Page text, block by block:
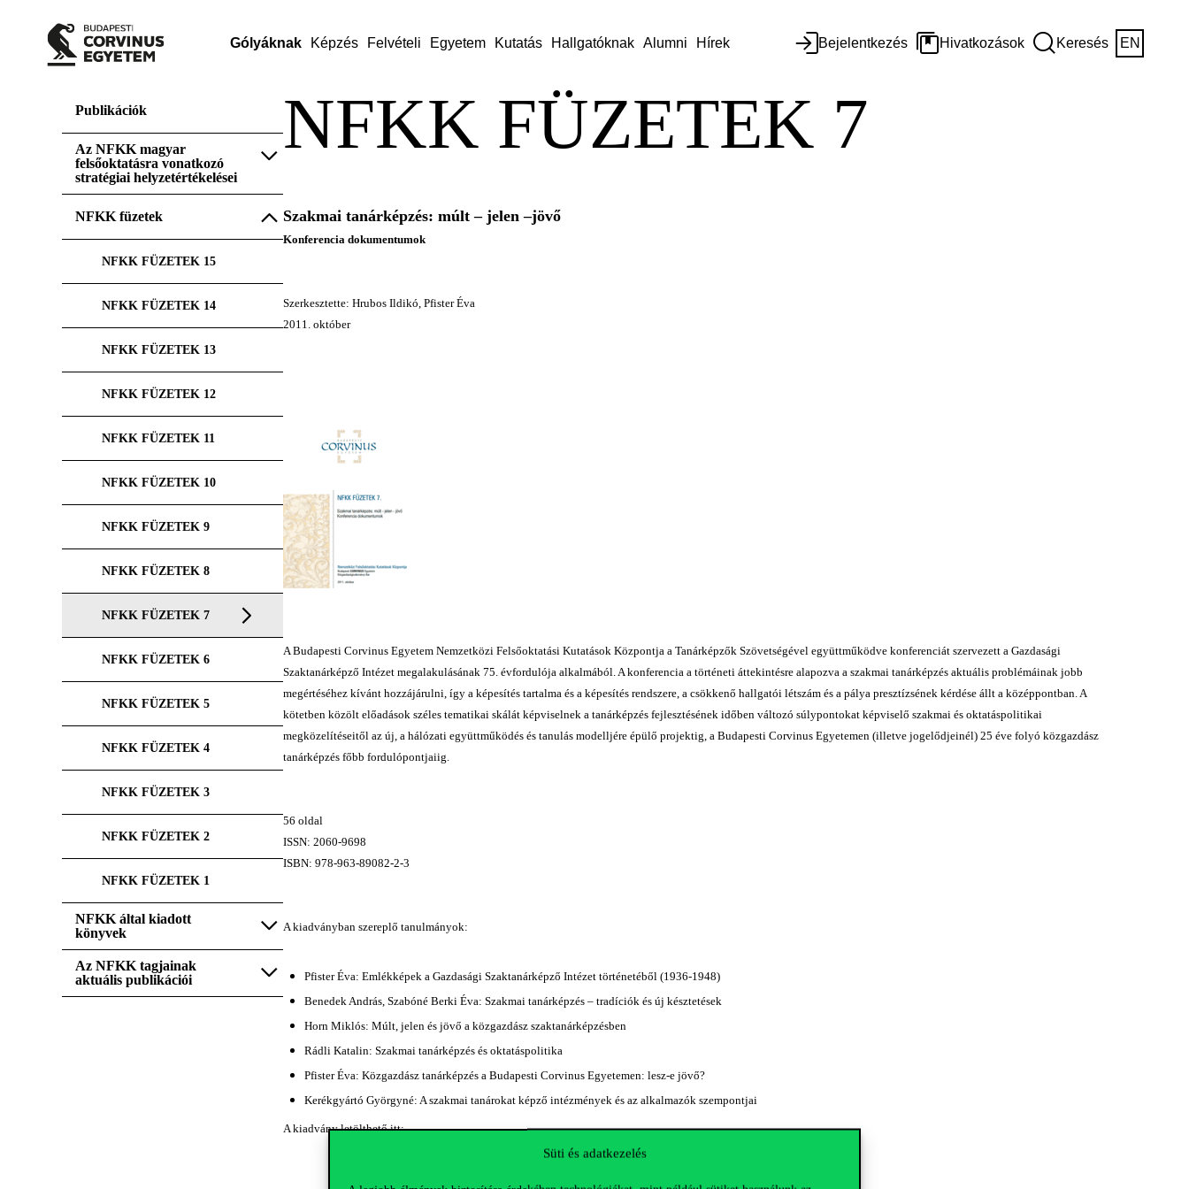
Süti és adatkezelés
Gólyáknak Képzés Felvételi Egyetem Kutatás Hallgatóknak Alumni Hírek Bejelentkezés Hivatkozások Keresés EN
Publikációk
Az NFKK magyar
felsőoktatásra vonatkozó
stratégiai helyzetértékelései
NFKK füzetek
NFKK FÜZETEK 15
NFKK FÜZETEK 14
NFKK FÜZETEK 13
NFKK FÜZETEK 12
NFKK FÜZETEK 11
NFKK FÜZETEK 10
NFKK FÜZETEK 9
NFKK FÜZETEK 8
NFKK FÜZETEK 7
NFKK FÜZETEK 6
NFKK FÜZETEK 5
NFKK FÜZETEK 4
NFKK FÜZETEK 3
NFKK FÜZETEK 2
NFKK FÜZETEK 1
NFKK által kiadott
könyvek
Az NFKK tagjainak
aktuális publikációi
NFKK FÜZETEK 7
Szakmai tanárképzés: múlt – jelen –jövő
Konferencia dokumentumok
Szerkesztette: Hrubos Ildikó, Pfister Éva
2011. október
A Budapesti Corvinus Egyetem Nemzetközi Felsőoktatási Kutatások Központja a Tanárképzők Szövetségével együttműködve konferenciát szervezett a Gazdasági
Szaktanárképző Intézet megalakulásának 75. évfordulója alkalmából. A konferencia a történeti áttekintésre alapozva a szakmai tanárképzés aktuális problémáinak jobb
megértéséhez kívánt hozzájárulni, így a képesítés tartalma és a képesítés rendszere, a csökkenő hallgatói létszám és a pálya presztízsének kérdése állt a középpontban. A
kötetben közölt előadások széles tematikai skálát képviselnek a tanárképzés fejlesztésének időben változó súlypontokat képviselő szakmai és oktatáspolitikai
megközelítéseitől az új, a hálózati együttműködés és tanulás modelljére épülő projektig, a Budapesti Corvinus Egyetemen (illetve jogelődjeinél) 25 éve folyó közgazdász
tanárképzés főbb fordulópontjaiig.
56 oldal
ISSN: 2060-9698
ISBN: 978-963-89082-2-3
A kiadványban szereplő tanulmányok:
Pfister Éva: Emlékképek a Gazdasági Szaktanárképző Intézet történetéből (1936-1948)
Benedek András, Szabóné Berki Éva: Szakmai tanárképzés – tradíciók és új késztetések
Horn Miklós: Múlt, jelen és jövő a közgazdász szaktanárképzésben
Rádli Katalin: Szakmai tanárképzés és oktatáspolitika
Pfister Éva: Közgazdász tanárképzés a Budapesti Corvinus Egyetemen: lesz-e jövő?
Kerékgyártó Györgyné: A szakmai tanárokat képző intézmények és az alkalmazók szempontjai
A kiadvány letölthető itt: